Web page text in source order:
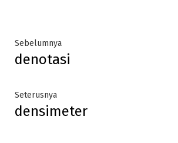
Post
navigation
SebelumnyaPrevious
post:
denotasi
SeterusnyaNext
post:
densimeter